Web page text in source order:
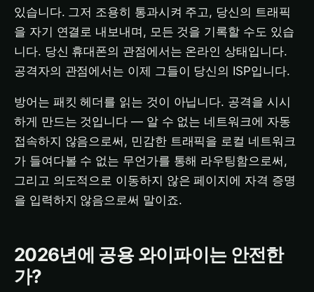
있습니다. 그저 조용히 통과시켜 주고, 당신의 트래픽
을 자기 연결로 내보내며, 모든 것을 기록할 수도 있습
니다. 당신 휴대폰의 관점에서는 온라인 상태입니다.
공격자의 관점에서는 이제 그들이 당신의 ISP입니다.
방어는 패킷 헤더를 읽는 것이 아닙니다. 공격을 시시
하게 만드는 것입니다 — 알 수 없는 네트워크에 자동
접속하지 않음으로써, 민감한 트래픽을 로컬 네트워크
가 들여다볼 수 없는 무언가를 통해 라우팅함으로써,
그리고 의도적으로 이동하지 않은 페이지에 자격 증명
을 입력하지 않음으로써 말이죠.
2026년에 공용 와이파이는 안전한
가?